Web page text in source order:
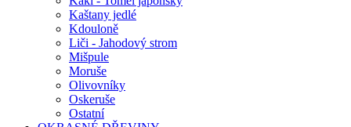
Kaštany jedlé
Kdouloně
Liči - Jahodový strom
Mišpule
Moruše
Olivovníky
Oskeruše
Ostatní